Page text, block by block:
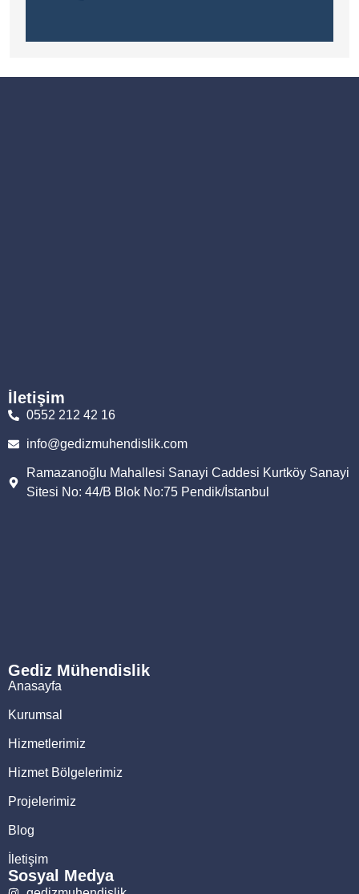
İletişim
0552 212 42 16
info@gedizmuhendislik.com
Ramazanoğlu Mahallesi Sanayi Caddesi Kurtköy Sanayi
Sitesi No: 44/B Blok No:75 Pendik/İstanbul
Gediz Mühendislik
Anasayfa
Kurumsal
Hizmetlerimiz
Hizmet Bölgelerimiz
Projelerimiz
Blog
İletişim
Sosyal Medya